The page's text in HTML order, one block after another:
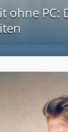
ohne PC: